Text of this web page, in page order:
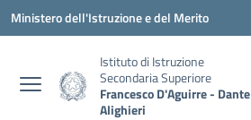
Vai ai contenuti
Vai al menu di navigazione
Vai al footer
Ministero dell'Istruzione e del Merito
Istituto di Istruzione
Secondaria Superiore
Francesco D'Aguirre - Dante
Alighieri